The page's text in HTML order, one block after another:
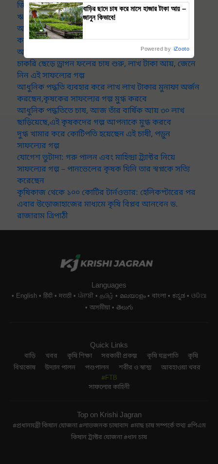
জিতলেন ১১ কৃষক
ঋণ নিয়ে আধুনিক কৃষিকাজ করে লাখ লাখ আয় করছেন
আলু চাষের কৌশল: আলু চাষে বিপ্লব ঘটাচ্ছেন এই কৃষক,
কম জলে ৪০% বেশি উৎপাদন, এই অনন্য কৌশলটি
আপনিও শিখে নিন
চাকরি ছেড়ে ড্রাগন ফলের চাষ শুরু, লাখ টাকা আয়, জেনে
নিন এই সাফল্যের গল্প
আধুনিক পদ্ধতি ব্যবহার করে লাখ লাখ টাকার মুনাফা অর্জন
করছেন,কৃষকের সাফল্যের গল্প মুগ্ধ করবে
আধুনিক পদ্ধতিতে চাষ, আজ তাঁর বার্ষিক আয় ৩০ লাখ
ছাড়িয়েছে,এই কৃষকদের গল্প আপনাকে মুগ্ধ করবে
দুগ্ধ খামার করে কোটিপতি হয়েছেন এই চাষী, পড়ুন
সাফল্যের গল্প
যোগেশ ভুটাদা: গরু পালন এবং মাহিন্দ্রা ট্র্যাক্টর নিয়ে
সাফল্যের গল্প – পানভেলের কৃষক যিনি তার স্বপ্নকে সত্যি
করেছেন
কৃষিকাজ থেকে ১০০ কোটির টার্নওভার: হেলিকপ্টারের পর
এবার উড়োজাহাজের মাধ্যমে কৃষি বিপ্লব আনবেন ড.
রাজারাম ত্রিপাঠী
Languages
English हिंदी मराठी ਪੰਜਾਬੀ தமிழ் മലയാളം বাংলা ಕನ್ನಡ
ଓଡିଆ
অসমীয়া
తెలుగు
Quick Links
বাড়ি খবর কৃষি শিক্ষা সরকারী প্রকল্প কৃষি যন্ত্রপাতি
কৃষি
বিশ্বকোষ
উদ্যান পালন পশুপালন শরীর ও স্বাস্থ্য
আবহাওয়া খবর
#FTB
সাফল্যের কাহিনী
Top on Krishi Jagran
প্রধানমন্ত্রী কিষান যোজনা লাভজনক চাষাবাদ মাছ চাষ সম্পর্কে তথ্য
পিএম
কিষান ট্রাক্টর যোজনা
ধান চাষ
বাড়ির ছাদে চাষ করে মাসে হাজার টাকা আয় –
জানুন কিভাবে!
Powered by iZooto